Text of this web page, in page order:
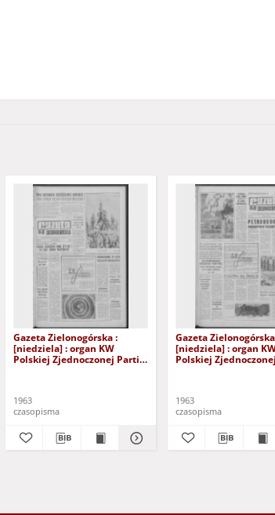
Gazeta Zielonogórska :
[niedziela] : organ KW
Polskiej Zjednoczonej Partii
1963
czasopisma
Gazeta
[niedziela] : organ
Polskiej
1963
czasopisma